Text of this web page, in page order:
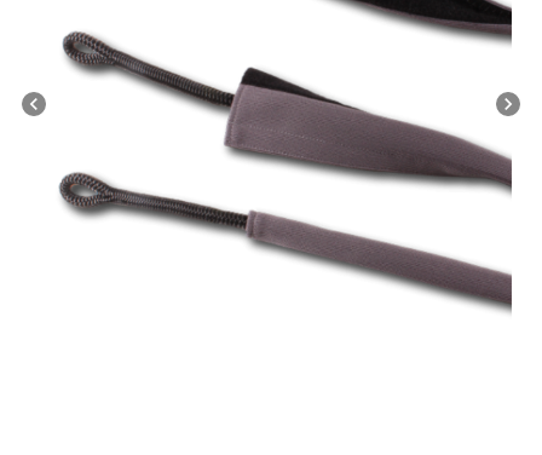
chevron_left chevron_right